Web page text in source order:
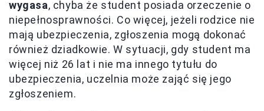
wygasa, chyba że student posiada orzeczenie o
niepełnosprawności. Co więcej, jeżeli rodzice nie
mają ubezpieczenia, zgłoszenia mogą dokonać
również dziadkowie. W sytuacji, gdy student ma
więcej niż 26 lat i nie ma innego tytułu do
ubezpieczenia, uczelnia może zająć się jego
zgłoszeniem.